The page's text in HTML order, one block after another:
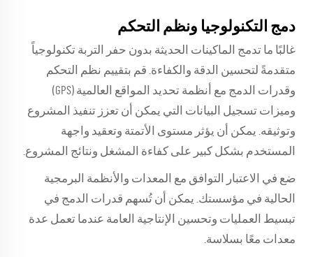
دمج التكنولوجيا ونظم التحكم
غالبًا ما تدمج الماكينات الحديثة بدون حفر التربة تكنولوجياً
متقدمةً لتحسين الدقة والكفاءة. قم بتقييم نظم التحكم
وقدرات الدمج مع أنظمة تحديد المواقع العالمية (GPS)
وميزات تسجيل البيانات التي يمكن أن تعزز تنفيذ المشروع
وتوثيقه. يمكن أن يؤثر مستوى الأتمتة وتعقيد واجهة
المستخدم بشكل كبير على كفاءة المشغل ونتائج المشروع.
ضع في الاعتبار التوافق مع المعدات والأنظمة البرمجية
الحالية في مؤسستك. يمكن أن تُسهم قدرات الدمج في
تبسيط العمليات وتحسين الإنتاجية العامة عندما تعمل عدة
معدات معًا بسلاسة.